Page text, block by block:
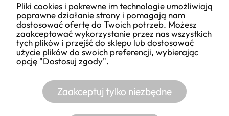
PRAKTYCZNE I DOPASOWANE
Szafy przesuwne
Pliki cookies i pokrewne im technologie umożliwiają
poprawne działanie strony i pomagają nam
dostosować ofertę do Twoich potrzeb. Możesz
zaakceptować wykorzystanie przez nas wszystkich
tych plików i przejść do sklepu lub dostosować
użycie plików do swoich preferencji, wybierając
opcję "Dostosuj zgody".
Zaakceptuj tylko niezbędne